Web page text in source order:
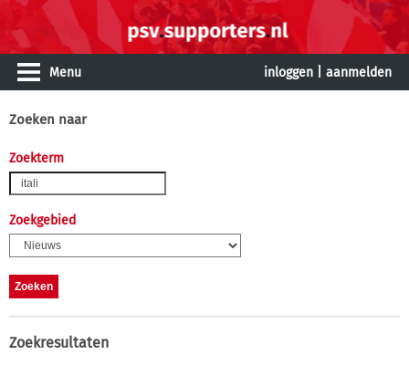
Menu inloggen aanmelden
Zoeken naar
Zoekterm
Zoekgebied
Zoekresultaten